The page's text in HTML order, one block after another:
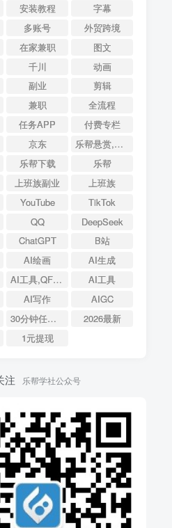
安装教程
字幕
多账号
外贸跨境
在家兼职
图文
千川
动画
副业
剪辑
兼职
全流程
任务APP
付费专栏
京东
乐帮悬赏,QFire专题,AI搜索,资源导航
乐帮下载
乐帮
上班族副业
上班族
YouTube
TikTok
QQ
DeepSeek
ChatGPT
B站
AI绘画
AI生成
AI工具,QFire专题,AI搜索,资源导航
AI工具
AI写作
AIGC
30分钟任务体验
2026最新
1元提现
注 乐帮学社公众号